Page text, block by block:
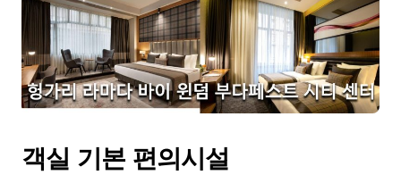
객실 기본 편의시설